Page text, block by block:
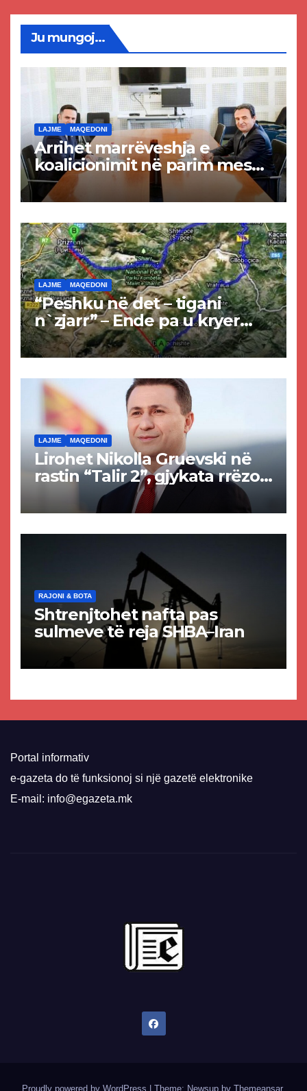
Ju mungoj...
LAJME MAQEDONI
Arrihet marrëveshja e
koalicionimit në parim mes
Kurtit dhe Abdixhikut
LAJME MAQEDONI
“Peshku në det – tigani
n`zjarr” – Ende pa u kryer
projekti i tunelit, komuna e
Tetovës nis punimet për
LAJME MAQEDONI
Lirohet Nikolla Gruevski në
rastin “Talir 2”, gjykata rrëzon
akuzat për ndërtimin e
paligjshëm të selisë së
RAJONI & BOTA
Shtrenjtohet nafta pas
sulmeve të reja SHBA–Iran
Portal informativ
e-gazeta do të funksionoj si një gazetë elektronike
E-mail: info@egazeta.mk
Proudly powered by WordPress Theme: Newsup by Themeansar.